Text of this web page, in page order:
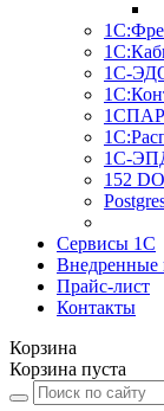
1С-
1С-
152
Сервисы 1С
Внедренные
Прайс-лист
Контакты
Корзина
Корзина пуста